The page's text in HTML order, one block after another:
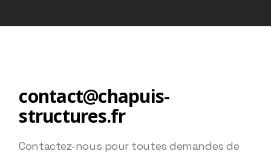
contact@chapuis-
structures.fr
Contactez-nous pour toutes demandes de